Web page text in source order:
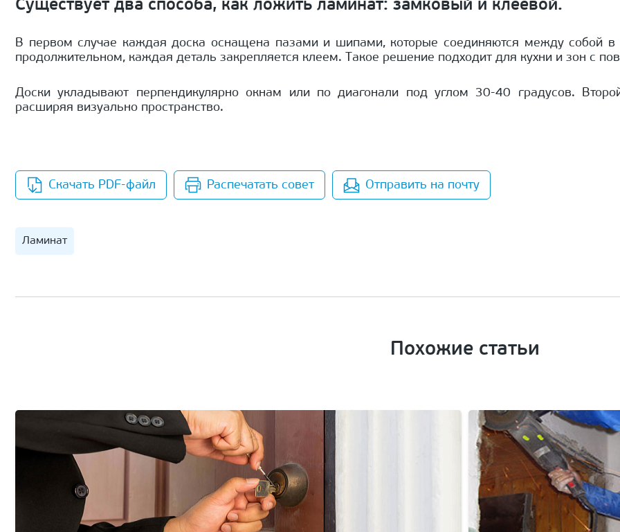
Существует два способа, как ложить ламинат: замковый и клеевой.
В первом случае каждая доска оснащена пазами и шипами, которые соединяются между собой
продолжительном, каждая деталь закрепляется клеем. Такое решение подходит для кухни и зон с
Доски укладывают перпендикулярно окнам или по диагонали под углом 30-40 градусов.
расширяя визуально пространство.
Скачать PDF-файл Распечатать совет Отправить на почту
Ламинат
Похожие статьи